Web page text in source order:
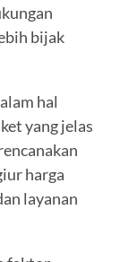
bijak
hal
yang jelas
harga
layanan